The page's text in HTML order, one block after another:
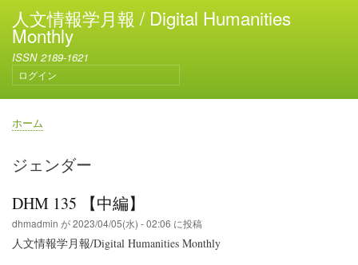
メ
イ
コ
テ
人文情報学月報 / Digital Humanities
Monthly
ISSN 2189-1621
ユ
ー
ザ
ー
カ
ン
ト
メ
ニ
ログイン
パ
く
ホーム
ジェンダー
DHM 135 【中編】
dhmadmin が2023/04/05(水) - 02:06 に投稿
人文情報学月報/Digital Humanities Monthly